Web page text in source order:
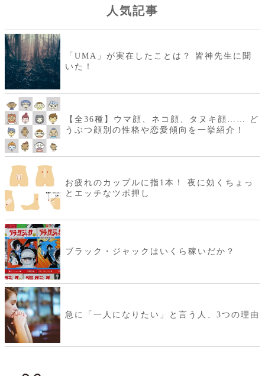
人気記事
「UMA」が実在したことは？ 皆神先生に聞
いた！
【全36種】ウマ顔、ネコ顔、タヌキ顔…… ど
うぶつ顔別の性格や恋愛傾向を一挙紹介！
お疲れのカップルに指1本！ 夜に効くちょっ
とエッチなツボ押し
ブラック・ジャックはいくら稼いだか？
急に「一人になりたい」と言う人、3つの理由